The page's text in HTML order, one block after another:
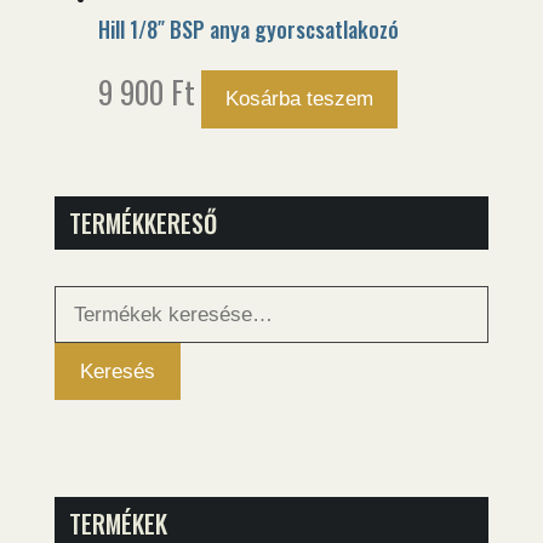
Hill 1/8″ BSP anya gyorscsatlakozó
9 900 Ft Kosárba teszem
TERMÉKKERESŐ
Keresés
Keresés
TERMÉKEK